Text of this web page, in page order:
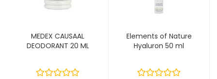
MEDEX CAUSAAL
DEODORANT 20 ML
Elements of Nature
Hyaluron 50 ml